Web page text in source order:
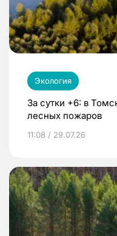
Экология
За сутки +6: в
лесных пожаров
11:08 / 29.07.26